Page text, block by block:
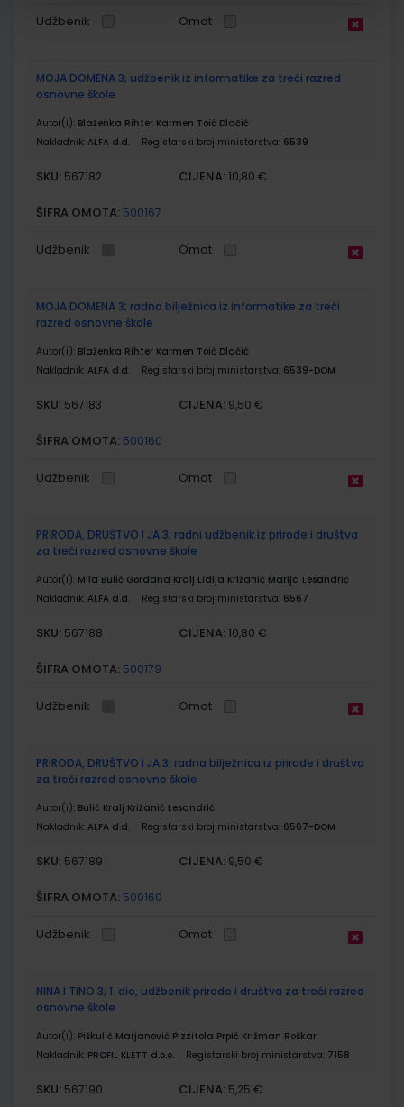
Udžbenik Omot
MOJA DOMENA 3; udžbenik iz informatike za treći razred
osnovne škole
Autor(i): Blaženka Rihter Karmen Toić Dlačić
Nakladnik: ALFA d.d. Registarski broj ministarstva: 6539
SKU: 567182 CIJENA: 10,80 €
ŠIFRA OMOTA: 500167
Udžbenik Omot
MOJA DOMENA 3; radna bilježnica iz informatike za treći
razred osnovne škole
Autor(i): Blaženka Rihter Karmen Toić Dlačić
Nakladnik: ALFA d.d. Registarski broj ministarstva: 6539-DOM
SKU: 567183 CIJENA: 9,50 €
ŠIFRA OMOTA: 500160
Udžbenik Omot
PRIRODA, DRUŠTVO I JA 3; radni udžbenik iz prirode i društva
za treći razred osnovne škole
Autor(i): Mila Bulić Gordana Kralj Lidija Križanić Marija Lesandrić
Nakladnik: ALFA d.d. Registarski broj ministarstva: 6567
SKU: 567188 CIJENA: 10,80 €
ŠIFRA OMOTA: 500179
Udžbenik Omot
PRIRODA, DRUŠTVO I JA 3; radna bilježnica iz prirode i društva
za treći razred osnovne škole
Autor(i): Bulić Kralj Križanić Lesandrić
Nakladnik: ALFA d.d. Registarski broj ministarstva: 6567-DOM
SKU: 567189 CIJENA: 9,50 €
ŠIFRA OMOTA: 500160
Udžbenik Omot
NINA I TINO 3; 1. dio, udžbenik prirode i društva za treći razred
osnovne škole
Autor(i): Piškulić Marjanović Pizzitola Prpić Križman Roškar
Nakladnik: PROFIL KLETT d.o.o. Registarski broj ministarstva: 7158
SKU: 567190 CIJENA: 5,25 €